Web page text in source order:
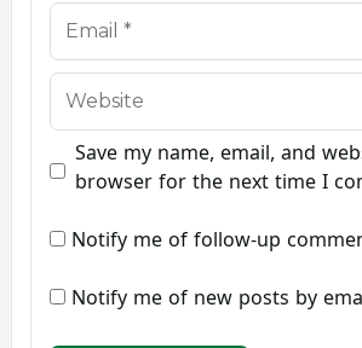
Email
Website
Save my name, email, and
browser for the next time I
Notify me of follow-up
Notify me of new posts by